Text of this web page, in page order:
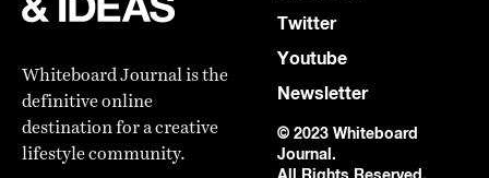
Whiteboard Journal is the
definitive online
destination for a creative
lifestyle community.
Twitter
Youtube
Newsletter
© 2023 Whiteboard
Journal.
All Rights Reserved.